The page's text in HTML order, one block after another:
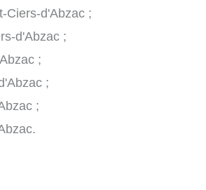
Ciers-d'Abzac ;
d'Abzac ;
;
;
;